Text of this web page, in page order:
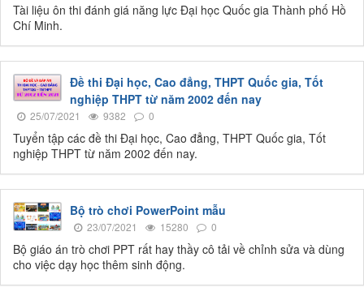
Tài liệu ôn thi đánh giá năng lực Đại học Quốc gia Thành phố Hồ
Chí Minh.
Đề thi Đại học, Cao đẳng, THPT Quốc gia, Tốt
nghiệp THPT từ năm 2002 đến nay
25/07/2021 9382 0
Tuyển tập các đề thi Đại học, Cao đẳng, THPT Quốc gia, Tốt
nghiệp THPT từ năm 2002 đến nay.
Bộ trò chơi PowerPoint mẫu
23/07/2021 15280 0
Bộ giáo án trò chơi PPT rất hay thầy cô tải về chỉnh sửa và dùng
cho việc dạy học thêm sinh động.